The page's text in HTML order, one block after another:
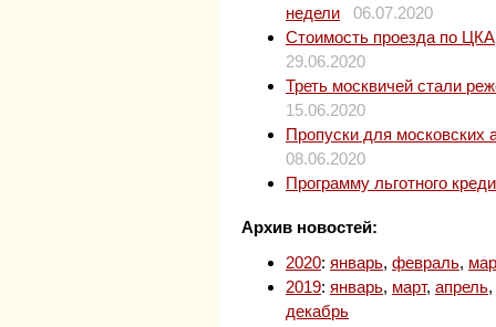
недели
06.07.2020
Стоимость проезда по
29.06.2020
Треть москвичей стали
15.06.2020
Пропуски для московских
08.06.2020
Программу льготного
Архив новостей:
2020: январь, февраль,
2019: январь, март, апрель,
декабрь